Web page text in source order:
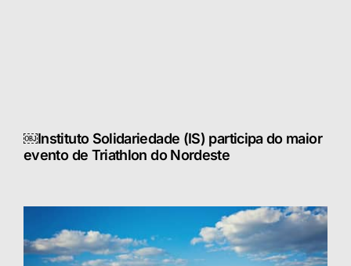
￼Instituto Solidariedade (IS) participa do maior
evento de Triathlon do Nordeste